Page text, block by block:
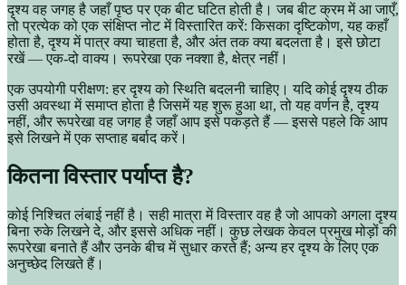
दृश्य वह जगह है जहाँ पृष्ठ पर एक बीट घटित होती है। जब बीट क्रम में आ जाएँ,
तो प्रत्येक को एक संक्षिप्त नोट में विस्तारित करें: किसका दृष्टिकोण, यह कहाँ
होता है, दृश्य में पात्र क्या चाहता है, और अंत तक क्या बदलता है। इसे छोटा
रखें — एक-दो वाक्य। रूपरेखा एक नक्शा है, क्षेत्र नहीं।
एक उपयोगी परीक्षण: हर दृश्य को स्थिति बदलनी चाहिए। यदि कोई दृश्य ठीक
उसी अवस्था में समाप्त होता है जिसमें यह शुरू हुआ था, तो यह वर्णन है, दृश्य
नहीं, और रूपरेखा वह जगह है जहाँ आप इसे पकड़ते हैं — इससे पहले कि आप
इसे लिखने में एक सप्ताह बर्बाद करें।
कितना विस्तार पर्याप्त है?
कोई निश्चित लंबाई नहीं है। सही मात्रा में विस्तार वह है जो आपको अगला दृश्य
बिना रुके लिखने दे, और इससे अधिक नहीं। कुछ लेखक केवल प्रमुख मोड़ों की
रूपरेखा बनाते हैं और उनके बीच में सुधार करते हैं; अन्य हर दृश्य के लिए एक
अनुच्छेद लिखते हैं।